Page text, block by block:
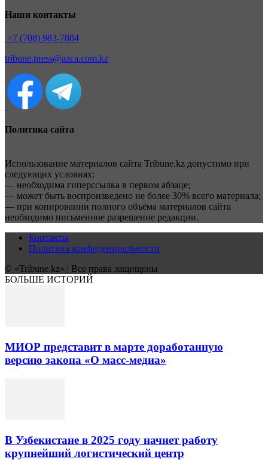
Наши контакты
+7 (708) 983-7884
tribune.press@aaca.com.kz
Политика сайта
Использование материалов сайта Tribune.kz допустимо при
следующих условиях:
— необходима гиперссылка в первом абзаце;
— может быть воспроизведено не более 30% всего материала;
— при копировании полного объёма материалов сайта
необходимо письменное разрешение редакции.
Контакты
Политика конфиденциальности
© «Tribune.kz» | Все права защищены
БОЛЬШЕ ИСТОРИЙ
МИОР представит в марте доработанную
версию закона «О масс-медиа»
В Узбекистане в 2025 году начнет работу
крупнейший логистический центр